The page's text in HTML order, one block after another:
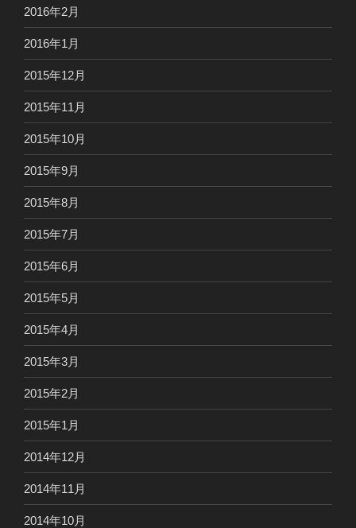
2016年2月
2016年1月
2015年12月
2015年11月
2015年10月
2015年9月
2015年8月
2015年7月
2015年6月
2015年5月
2015年4月
2015年3月
2015年2月
2015年1月
2014年12月
2014年11月
2014年10月